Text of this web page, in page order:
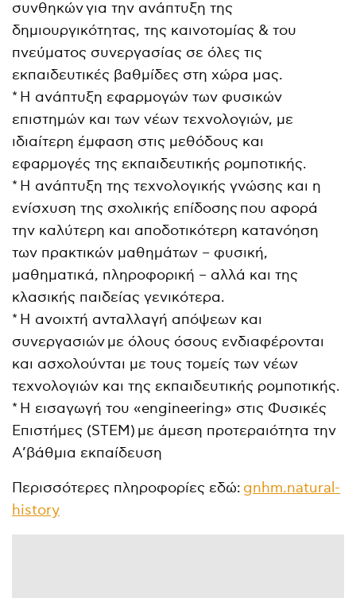
συνθηκών για την ανάπτυξη της
δημιουργικότητας, της καινοτομίας & του
πνεύματος συνεργασίας σε όλες τις
εκπαιδευτικές βαθμίδες στη χώρα μας.
* Η ανάπτυξη εφαρμογών των φυσικών
επιστημών και των νέων τεχνολογιών, με
ιδιαίτερη έμφαση στις μεθόδους και
εφαρμογές της εκπαιδευτικής ρομποτικής.
* Η ανάπτυξη της τεχνολογικής γνώσης και η
ενίσχυση της σχολικής επίδοσης που αφορά
την καλύτερη και αποδοτικότερη κατανόηση
των πρακτικών μαθημάτων – φυσική,
μαθηματικά, πληροφορική – αλλά και της
κλασικής παιδείας γενικότερα.
* Η ανοιχτή ανταλλαγή απόψεων και
συνεργασιών με όλους όσους ενδιαφέρονται
και ασχολούνται με τους τομείς των νέων
τεχνολογιών και της εκπαιδευτικής ρομποτικής.
* Η εισαγωγή του «engineering» στις Φυσικές
Επιστήμες (STEM) με άμεση προτεραιότητα την
Α’βάθμια εκπαίδευση
Περισσότερες πληροφορίες εδώ: gnhm.natural-
history